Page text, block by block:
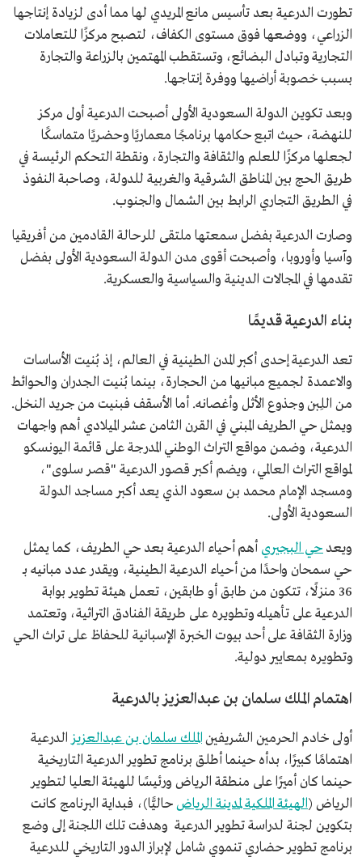
تطورت الدرعية بعد تأسيس مانع المريدي لها مما أدى لزيادة إنتاجها
الزراعي، ووضعها فوق مستوى الكفاف، لتصبح مركزًا للتعاملات
التجارية وتبادل البضائع، وتستقطب المهتمين بالزراعة والتجارة
بسبب خصوبة أراضيها ووفرة إنتاجها.
وبعد تكوين الدولة السعودية الأولى أصبحت الدرعية أول مركز
للنهضة، حيث اتبع حكامها برنامجًا معماريًا وحضريًا متماسكًا
لجعلها مركزًا للعلم والثقافة والتجارة، ونقطة التحكم الرئيسة في
طريق الحج بين المناطق الشرقية والغربية للدولة، وصاحبة النفوذ
في الطريق التجاري الرابط بين الشمال والجنوب.
وصارت الدرعية بفضل سمعتها ملتقى للرحالة القادمين من أفريقيا
وآسيا وأوروبا، وأصبحت أقوى مدن الدولة السعودية الأولى بفضل
تقدمها في المجالات الدينية والسياسية والعسكرية.
بناء الدرعية قديمًا
تعد الدرعية إحدى أكبر المدن الطينية في العالم، إذ بُنيت الأساسات
والاعمدة لجميع مبانيها من الحجارة، بينما بُنيت الجدران والحوائط
من اللِبن وجذوع الأثل وأغصانه. أما الأسقف فبنيت من جريد النخل.
ويمثل حي الطريف المبني في القرن الثامن عشر الميلادي أهم واجهات
الدرعية، وضمن مواقع التراث الوطني المدرجة على قائمة اليونسكو
لمواقع التراث العالمي، ويضم أكبر قصور الدرعية "قصر سلوى"،
ومسجد الإمام محمد بن سعود الذي يعد أكبر مساجد الدولة
السعودية الأولى.
ويعد حي البجيري أهم أحياء الدرعية بعد حي الطريف، كما يمثل
حي سمحان واحدًا من أحياء الدرعية الطينية، ويقدر عدد مبانيه بـ
36 منزلًا، تتكون من طابق أو طابقين، تعمل هيئة تطوير بوابة
الدرعية على تأهيله وتطويره على طريقة الفنادق التراثية، وتعتمد
وزارة الثقافة على أحد بيوت الخبرة الإسبانية للحفاظ على تراث الحي
وتطويره بمعايير دولية.
اهتمام الملك سلمان بن عبدالعزيز بالدرعية
أولى خادم الحرمين الشريفينالملك سلمان بن عبدالعزيز الدرعية
اهتمامًا كبيرًا، بدأه حينما أطلق برنامج تطوير الدرعية التاريخية
حينما كان أميرًا على منطقة الرياض ورئيسًا للهيئة العليا لتطوير
الرياض (الهيئة الملكية لمدينة الرياضحاليًّا)، فبداية البرنامج كانت
بتكوين لجنة لدراسة تطوير الدرعية وهدفت تلك اللجنة إلى وضع
برنامج تطوير حضاري تنموي شامل لإبراز الدور التاريخي للدرعية